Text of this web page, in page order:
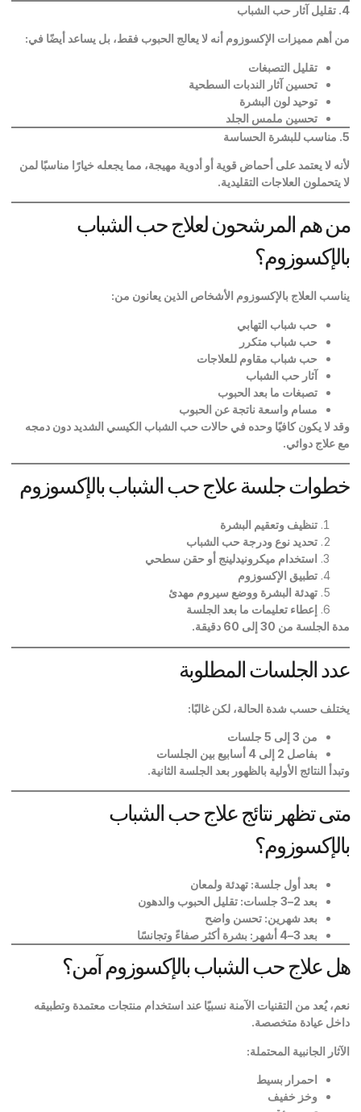
4. تقليل آثار حب الشباب
من أهم مميزات الإكسوزوم أنه لا يعالج الحبوب فقط، بل يساعد أيضًا في:
تقليل التصبغات
تحسين آثار الندبات السطحية
توحيد لون البشرة
تحسين ملمس الجلد
5. مناسب للبشرة الحساسة
لأنه لا يعتمد على أحماض قوية أو أدوية مهيجة، مما يجعله خيارًا مناسبًا لمن
لا يتحملون العلاجات التقليدية.
من هم المرشحون لعلاج حب الشباب
بالإكسوزوم؟
يناسب العلاج بالإكسوزوم الأشخاص الذين يعانون من:
حب شباب التهابي
حب شباب متكرر
حب شباب مقاوم للعلاجات
آثار حب الشباب
تصبغات ما بعد الحبوب
مسام واسعة ناتجة عن الحبوب
وقد لا يكون كافيًا وحده في حالات حب الشباب الكيسي الشديد دون دمجه
مع علاج دوائي.
خطوات جلسة علاج حب الشباب بالإكسوزوم
تنظيف وتعقيم البشرة
تحديد نوع ودرجة حب الشباب
استخدام ميكرونيدلينج أو حقن سطحي
تطبيق الإكسوزوم
تهدئة البشرة ووضع سيروم مهدئ
إعطاء تعليمات ما بعد الجلسة
مدة الجلسة من 30 إلى 60 دقيقة
.
عدد الجلسات المطلوبة
يختلف حسب شدة الحالة، لكن غالبًا:
من 3 إلى 5 جلسات
بفاصل 2 إلى 4 أسابيع بين الجلسات
وتبدأ النتائج الأولية بالظهور بعد الجلسة الثانية.
متى تظهر نتائج علاج حب الشباب
بالإكسوزوم؟
بعد أول جلسة: تهدئة ولمعان
بعد 2–3 جلسات: تقليل الحبوب والدهون
بعد شهرين: تحسن واضح
بعد 3–4 أشهر: بشرة أكثر صفاءً وتجانسًا
هل علاج حب الشباب بالإكسوزوم آمن؟
نعم، يُعد من التقنيات الآمنة نسبيًا عند استخدام منتجات معتمدة وتطبيقه
داخل عيادة متخصصة.
الآثار الجانبية المحتملة:
احمرار بسيط
وخز خفيف